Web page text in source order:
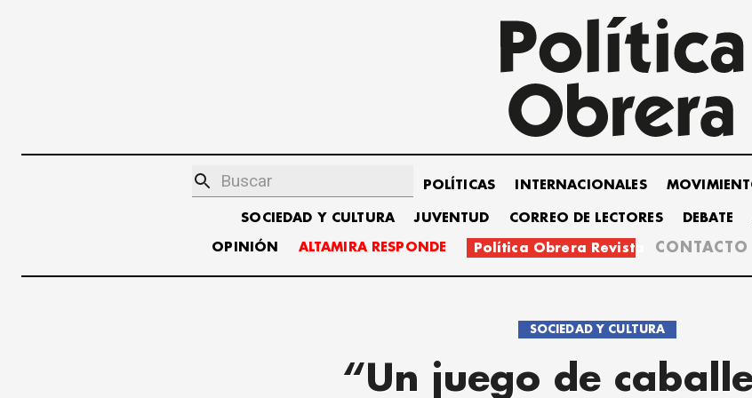
POLÍTICAS INTERNACIONALES
SOCIEDAD Y CULTURA JUVENTUD CORREO DE LECTORES DEBATE
OPINIÓN ALTAMIRA RESPONDE Política Obrera Revista CONTACTO
SOCIEDAD Y CULTURA
“Un juego de